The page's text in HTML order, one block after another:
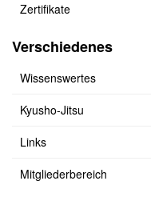
Zertifikate
Verschiedenes
Wissenswertes
Kyusho-Jitsu
Links
Mitgliederbereich